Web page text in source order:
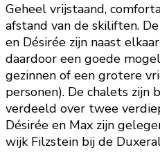
Geheel vrijstaand,
afstand van de skiliften.
en Désirée zijn naast
daardoor een goede
gezinnen of een grotere
personen). De chalets zijn
verdeeld over twee
Désirée en Max zijn
wijk Filzstein bij de